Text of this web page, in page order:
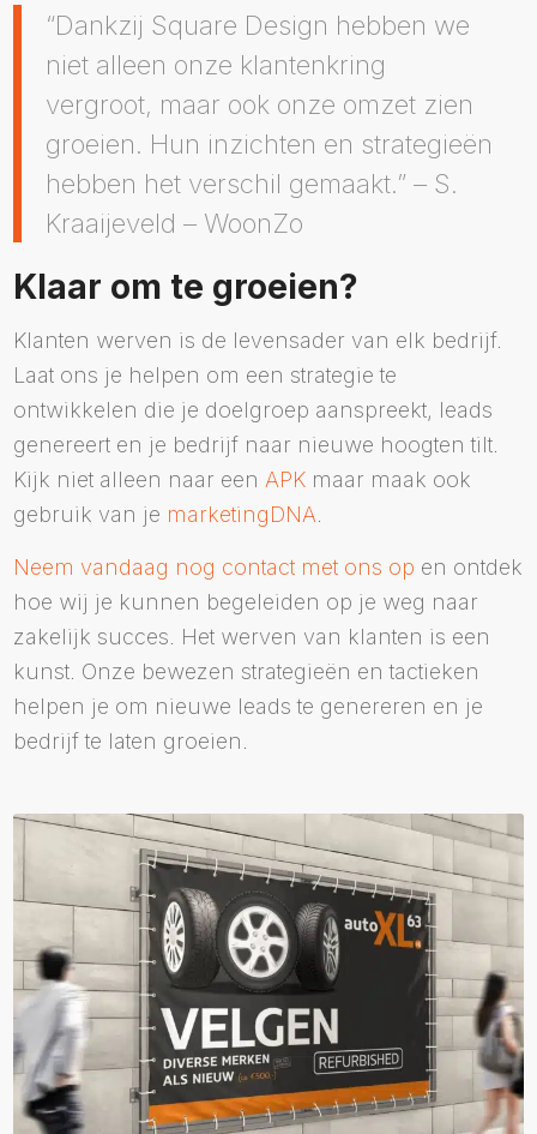
“Dankzij Square Design hebben we
niet alleen onze klantenkring
vergroot, maar ook onze omzet zien
groeien. Hun inzichten en strategieën
hebben het verschil gemaakt.” – S.
Kraaijeveld – WoonZo
Klaar om te groeien?
Klanten werven is de levensader van elk bedrijf.
Laat ons je helpen om een strategie te
ontwikkelen die je doelgroep aanspreekt, leads
genereert en je bedrijf naar nieuwe hoogten tilt.
Kijk niet alleen naar een APK maar maak ook
gebruik van je marketingDNA
Neem vandaag nog contact met ons op en ontdek
hoe wij je kunnen begeleiden op je weg naar
zakelijk succes. Het werven van klanten is een
kunst. Onze bewezen strategieën en tactieken
helpen je om nieuwe leads te genereren en je
bedrijf te laten groeien.